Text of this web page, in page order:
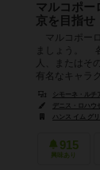
マルコポー
京を目指せ
マルコポー
ましょう。
人、またはそ
有名なキャラ
シモーネ・ルチ
デニス・ロハ
ハンス イム グ
915
興味あり